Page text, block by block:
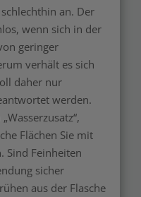
an. Der
wenn sich in der
geringer
verhält es sich
daher nur
werden.
Flächen Sie mit
Sind Feinheiten
sicher
aus der Flasche